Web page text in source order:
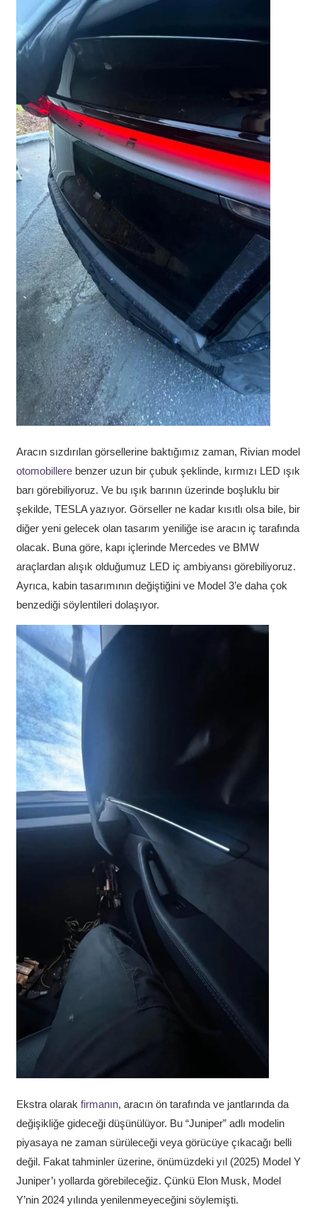
Aracın sızdırılan görsellerine baktığımız zaman, Rivian model
otomobillerebenzer uzun bir çubuk şeklinde, kırmızı LED ışık
barı görebiliyoruz. Ve bu ışık barının üzerinde boşluklu bir
şekilde, TESLA yazıyor. Görseller ne kadar kısıtlı olsa bile, bir
diğer yeni gelecek olan tasarım yeniliğe ise aracın iç tarafında
olacak. Buna göre, kapı içlerinde Mercedes ve BMW
araçlardan alışık olduğumuz LED iç ambiyansı görebiliyoruz.
Ayrıca, kabin tasarımının değiştiğini ve Model 3’e daha çok
benzediği söylentileri dolaşıyor.
Ekstra olarak firmanın, aracın ön tarafında ve jantlarında da
değişikliğe gideceği düşünülüyor. Bu “Juniper” adlı modelin
piyasaya ne zaman sürüleceği veya görücüye çıkacağı belli
değil. Fakat tahminler üzerine, önümüzdeki yıl (2025) Model Y
Juniper’ı yollarda görebileceğiz. Çünkü Elon Musk, Model
Y’nin 2024 yılında yenilenmeyeceğini söylemişti.